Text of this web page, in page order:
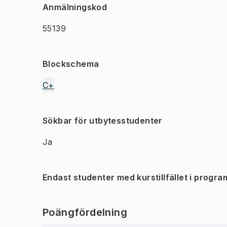
Anmälningskod
55139
Blockschema
C+
Sökbar för utbytesstudenter
Ja
Endast studenter med kurstillfället i
Poängfördelning